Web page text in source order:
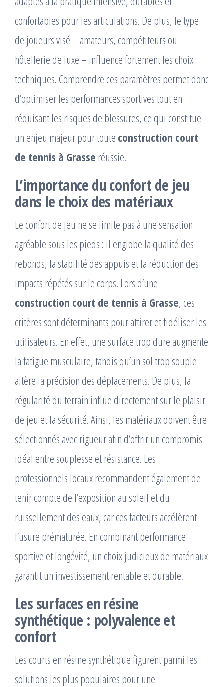
confortables pour les articulations. De plus, le type
de joueurs visé – amateurs, compétiteurs ou
hôtellerie de luxe – influence fortement les choix
techniques. Comprendre ces paramètres permet donc
d’optimiser les performances sportives tout en
réduisant les risques de blessures, ce qui constitue
un enjeu majeur pour toute construction court
de tennis à Grasse réussie.
L’importance du confort de jeu
dans le choix des matériaux
Le confort de jeu ne se limite pas à une sensation
agréable sous les pieds : il englobe la qualité des
rebonds, la stabilité des appuis et la réduction des
impacts répétés sur le corps. Lors d’une
construction court de tennis à Grasse, ces
critères sont déterminants pour attirer et fidéliser les
utilisateurs. En effet, une surface trop dure augmente
la fatigue musculaire, tandis qu’un sol trop souple
altère la précision des déplacements. De plus, la
régularité du terrain influe directement sur le plaisir
de jeu et la sécurité. Ainsi, les matériaux doivent être
sélectionnés avec rigueur afin d’offrir un compromis
idéal entre souplesse et résistance. Les
professionnels locaux recommandent également de
tenir compte de l’exposition au soleil et du
ruissellement des eaux, car ces facteurs accélèrent
l’usure prématurée. En combinant performance
sportive et longévité, un choix judicieux de matériaux
garantit un investissement rentable et durable.
Les surfaces en résine
synthétique : polyvalence et
confort
Les courts en résine synthétique figurent parmi les
solutions les plus populaires pour une